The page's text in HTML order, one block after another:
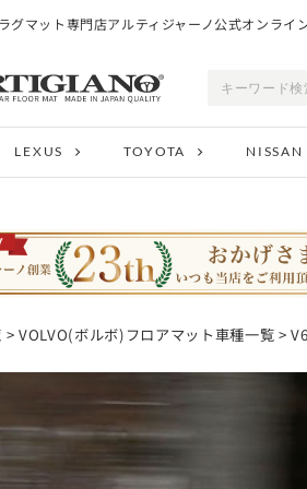
グマット専門店アルティジャーノ公式オンライ
LEXUS TOYOTA NISSAN
> VOLVO(ボルボ)フロアマット車種一覧 >